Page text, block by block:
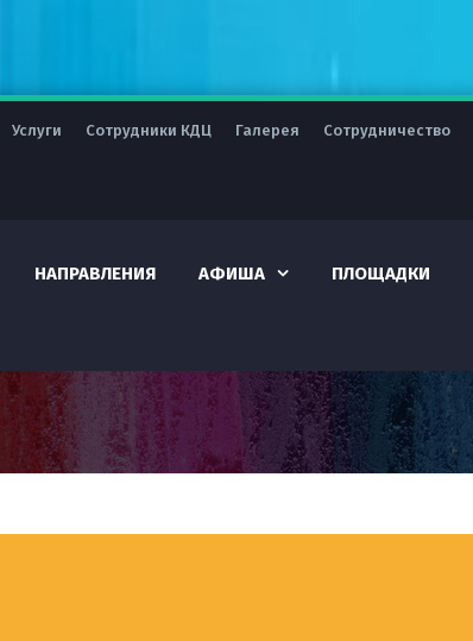
Услуги Сотрудники КДЦ Галерея Сотрудничество
НАПРАВЛЕНИЯ АФИША ПЛОЩАДКИ